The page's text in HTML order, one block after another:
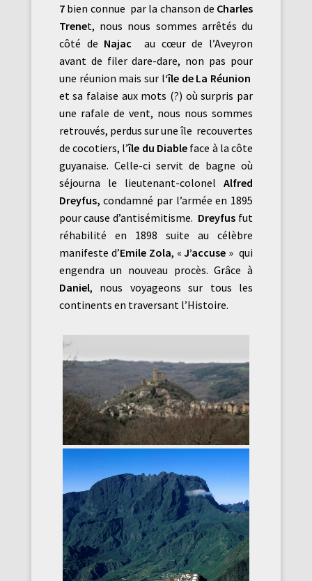
7bien connue par la chanson de Charles
Trenet, nous nous sommes arrêtés du
côté de Najac au cœur de l’Aveyron
avant de filer dare-dare, non pas pour
une réunion mais sur l‘île de La Réunion
et sa falaise aux mots (?) où surpris par
une rafale de vent, nous nous sommes
retrouvés, perdus sur une île recouvertes
de cocotiers, l’île du Diable face à la côte
guyanaise. Celle-ci servit de bagne où
séjourna le lieutenant-colonelAlfred
Dreyfus, condamné par l’armée en 1895
pour cause d’antisémitisme. Dreyfus fut
réhabilité en 1898 suite au célèbre
manifeste d’Emile Zola, «J’accuse » qui
engendra un nouveau procès. Grâce à
Daniel, nous voyageons sur tous les
continents en traversant l’Histoire.